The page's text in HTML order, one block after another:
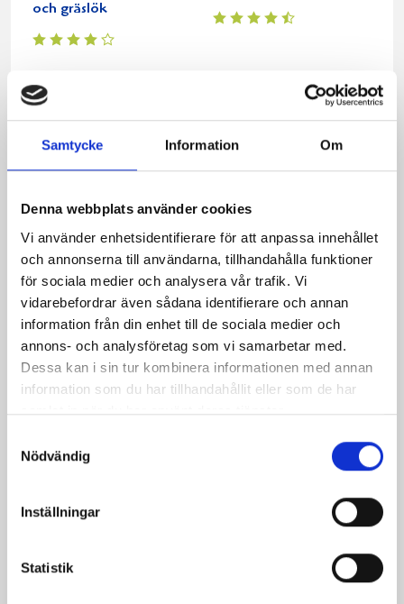
Samtycke Information Om
Denna webbplats använder cookies
Vi använder enhetsidentifierare för att anpassa innehållet
och annonserna till användarna, tillhandahålla funktioner
för sociala medier och analysera vår trafik. Vi
vidarebefordrar även sådana identifierare och annan
information från din enhet till de sociala medier och
annons- och analysföretag som vi samarbetar med.
Dessa kan i sin tur kombinera informationen med annan
information som du har tillhandahållit eller som de har
samlat in när du har använt deras tjänster.
Nödvändig
Inställningar
Statistik
och gräslök
Parmarulle med krabba
Pocherade ägg med
skinka och stuvad
spenat
Västerbottensost med